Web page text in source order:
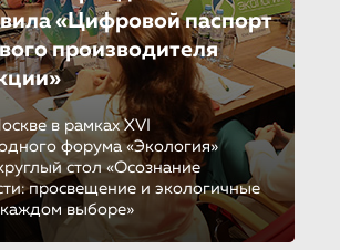
«Цифровой паспорт
производителя
в рамках XVI
форума «Экология»
стол «Осознание
просвещение и экологичные
выборе»